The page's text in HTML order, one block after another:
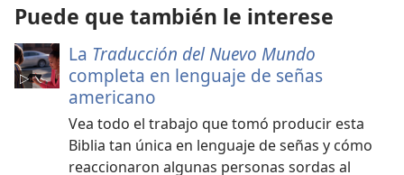
Puede que también le interese
La Traducción del Nuevo Mundo
completa en lenguaje de señas
americano
Vea todo el trabajo que tomó producir esta
Biblia tan única en lenguaje de señas y cómo
reaccionaron algunas personas sordas al